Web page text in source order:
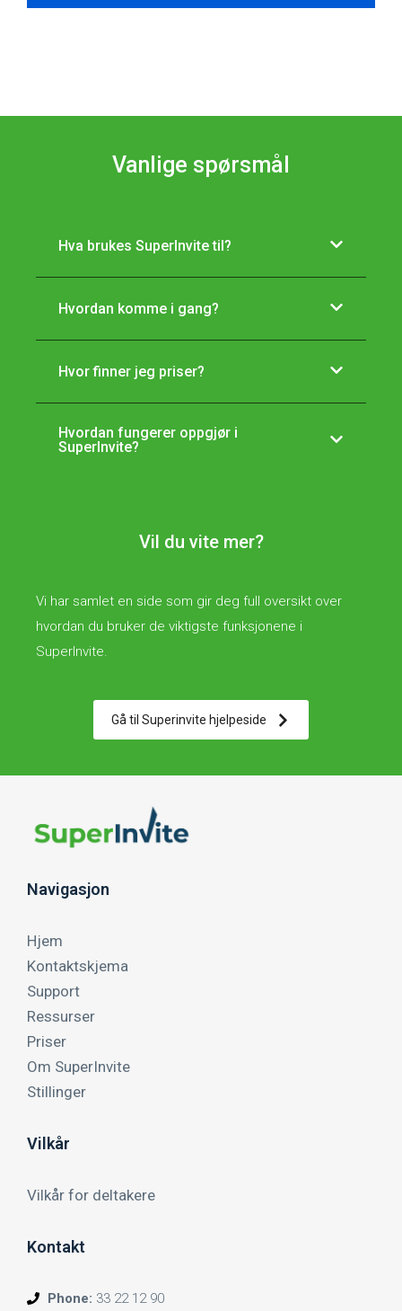
Vil du vite mer?
Vi har samlet en side som gir deg full oversikt over
hvordan du bruker de viktigste funksjonene i
SuperInvite.
Gå til Superinvite hjelpeside
Vanlige spørsmål
Hva brukes SuperInvite til?
Hvordan komme i gang?
Hvor finner jeg priser?
Hvordan fungerer oppgjør i
SuperInvite?
Navigasjon
Hjem
Kontaktskjema
Support
Ressurser
Priser
Om SuperInvite
Stillinger
Vilkår
Vilkår for deltakere
Kontakt
Phone: 33 22 12 90